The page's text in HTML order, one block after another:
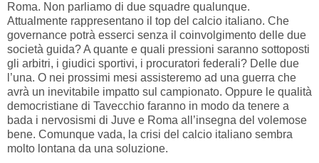
Roma. Non parliamo di due squadre qualunque.
Attualmente rappresentano il top del calcio italiano. Che
governance potrà esserci senza il coinvolgimento delle due
società guida? A quante e quali pressioni saranno sottoposti
gli arbitri, i giudici sportivi, i procuratori federali? Delle due
l’una. O nei prossimi mesi assisteremo ad una guerra che
avrà un inevitabile impatto sul campionato. Oppure le qualità
democristiane di Tavecchio faranno in modo da tenere a
bada i nervosismi di Juve e Roma all’insegna del volemose
bene. Comunque vada, la crisi del calcio italiano sembra
molto lontana da una soluzione.